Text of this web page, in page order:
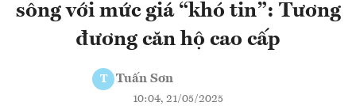
sông với mức giá “khó tin”: Tương
đương căn hộ cao cấp
T Tuấn Sơn
10:04, 21/05/2025